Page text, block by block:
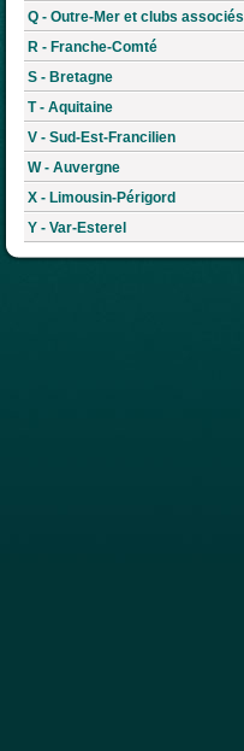
Q - Outre-Mer et clubs associés
R - Franche-Comté
S - Bretagne
T - Aquitaine
V - Sud-Est-Francilien
W - Auvergne
X - Limousin-Périgord
Y - Var-Esterel